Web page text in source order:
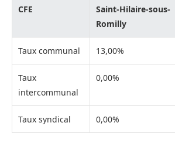
CFE
Saint-Hilaire-sous-
Romilly
Taux communal 13,00%
Taux
intercommunal
0,00%
Taux syndical 0,00%